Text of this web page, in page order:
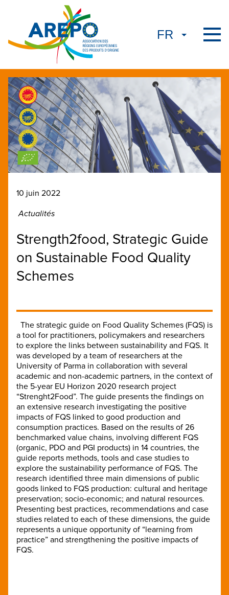
10 juin 2022
Actualités
Strength2food, Strategic Guide
on Sustainable Food Quality
Schemes
The strategic guide on Food Quality Schemes (FQS) is
a tool for practitioners, policymakers and researchers
to explore the links between sustainability and FQS. It
was developed by a team of researchers at the
University of Parma in collaboration with several
academic and non-academic partners, in the context of
the 5-year EU Horizon 2020 research project
“Strenght2Food”. The guide presents the findings on
an extensive research investigating the positive
impacts of FQS linked to good production and
consumption practices. Based on the results of 26
benchmarked value chains, involving different FQS
(organic, PDO and PGI products) in 14 countries, the
guide reports methods, tools and case studies to
explore the sustainability performance of FQS. The
research identified three main dimensions of public
goods linked to FQS production: cultural and heritage
preservation; socio-economic; and natural resources.
Presenting best practices, recommendations and case
studies related to each of these dimensions, the guide
represents a unique opportunity of “learning from
practice” and strengthening the positive impacts of
FQS.